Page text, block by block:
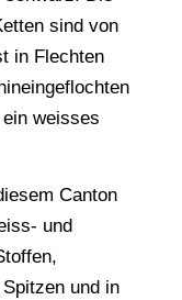
sind von
in Flechten
weisses
Canton
und
und in